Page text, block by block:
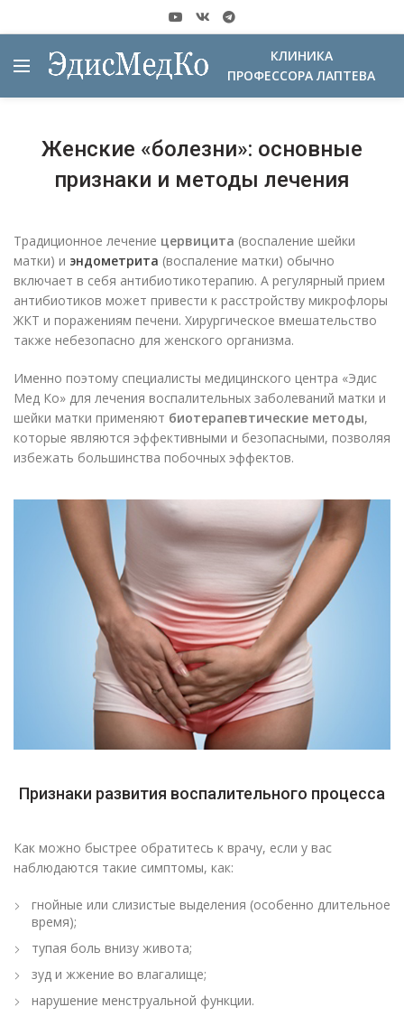
КЛИНИКА
ПРОФЕССОРА ЛАПТЕВА
Женские «болезни»: основные
признаки и методы лечения
Традиционное лечение цервицита (воспаление шейки
матки) и эндометрита (воспаление матки) обычно
включает в себя антибиотикотерапию. А регулярный прием
антибиотиков может привести к расстройству микрофлоры
ЖКТ и поражениям печени. Хирургическое вмешательство
также небезопасно для женского организма.
Именно поэтому специалисты медицинского центра «Эдис
Мед Ко» для лечения воспалительных заболеваний матки и
шейки матки применяют биотерапевтические методы,
которые являются эффективными и безопасными, позволяя
избежать большинства побочных эффектов.
Признаки развития воспалительного процесса
Как можно быстрее обратитесь к врачу, если у вас
наблюдаются такие симптомы, как:
гнойные или слизистые выделения (особенно длительное
время);
тупая боль внизу живота;
зуд и жжение во влагалище;
нарушение менструальной функции.